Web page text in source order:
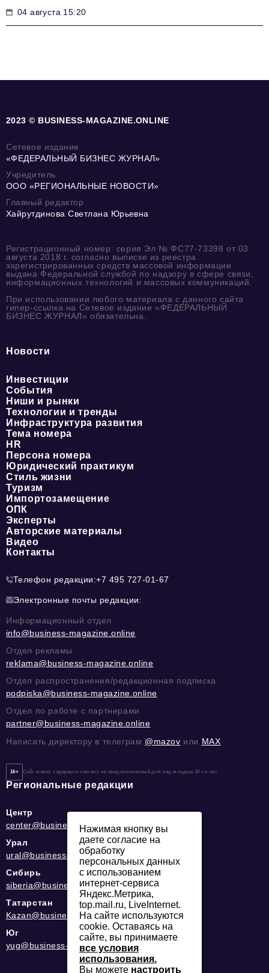
04 августа 15:20
2023 © BUSINESS-MAGAZINE.ONLINE
Сетевое издание
«ФЕДЕРАЛЬНЫЙ БИЗНЕС ЖУРНАЛ»
Учредитель
ООО «РЕГИОНАЛЬНЫЕ НОВОСТИ»
Главный редактор
Хайрутдинова Светлана Юрьевна
Регистрационный номер: серия Эл № ФС77-73398 от 03
августа 2018 г. согласно выписке из реестра
зарегистрированных средств массовой информации
выдана Федеральной службой по надзору в сфере связи,
информационных технологий и массовых коммуникаций.
При использовании любого материала с данного сайта
гипер-ссылка на Сетевое издание «ФЕДЕРАЛЬНЫЙ
БИЗНЕС ЖУРНАЛ» обязательна.
Новости
Инвестиции
События
Ниши и рынки
Технологии и тренды
Инфраструктура развития
Тема номера
HR
Персона номера
Юридический практикум
Стиль жизни
Туризм
Импортозамещение
ОПК
Эксперты
Авторские материалы
Видео
Контакты
Телефон редакции:+7 495 727-01-67
Электронные почты редакции:
Информационный отдел
info@business-magazine.online
Отдел рекламы
reklama@business-magazine.online
Отдел распространения/редакционная подписка
podpiska@business-magazine.online
Отдел по работе с партнерами
partner@business-magazine.online
Написать директору в телеграм @mazov или MAX
16+ Сайт может содержать контент, не предназначенный для лиц младше 16-ти лет.
Региональные редакции
Центр
center@business-magazine.online
Урал
ural@business-magazine.online
Сибирь
siberia@business-magazine.online
Татарстан
Kazan@business-magazine.online
Юг
yug@business-magazine.online
Нажимая кнопку вы
даете согласие на
обработку
персональных данных
с использованием
интернет-сервиса
Яндекс.Метрика,
top.mail.ru, LiveInternet.
На сайте используются
cookie. Оставаясь на
сайте, вы принимаете
все условия
использования.
Вы можете настроить